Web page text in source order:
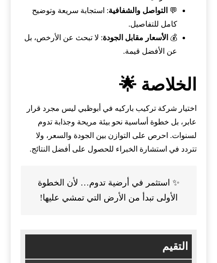
💬
التواصل والشفافية: استجابة سريعة وتوضيح
كامل للتفاصيل.
💰 الأسعار مقابل الجودة: لا تبحث عن الأرخص، بل
عن الأفضل قيمة.
الخلاصة 🌟
اختيار شركة تركيب باركيه في أبوظبي ليس مجرد قرار
عابر، بل خطوة أساسية نحو بيئة مريحة وجذابة تدوم
لسنوات. احرص على التوازن بين الجودة والسعر، ولا
تتردد في استشارة الخبراء للحصول على أفضل النتائج.
✨ استثمر في أرضية تدوم… لأن الخطوة
الأولى تبدأ من الأرض التي تمشي عليها!
التقيم